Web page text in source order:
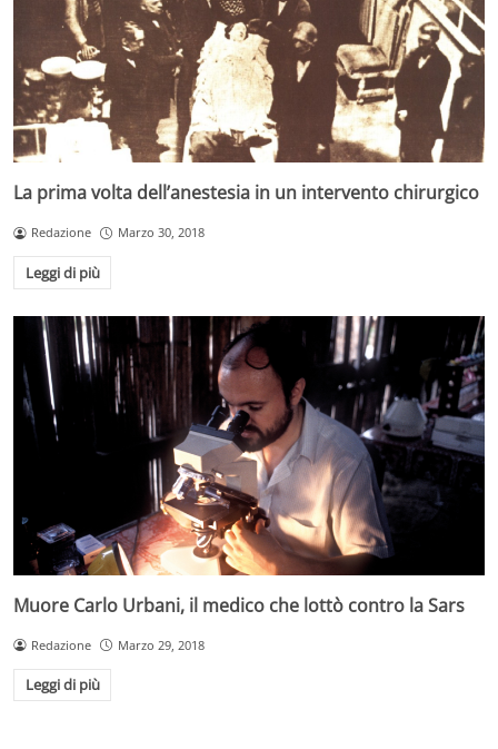
La prima volta dell’anestesia in un intervento chirurgico
Redazione Marzo 30, 2018
Leggi di più
Muore Carlo Urbani, il medico che lottò contro la Sars
Redazione Marzo 29, 2018
Leggi di più